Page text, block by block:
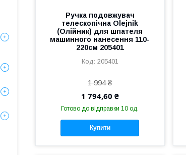
Ручка подовжувач
телескопічна Olejnik
(Олійник) для шпателя
машинного нанесення 110-
220см 205401
205401
1 994 ₴
1 794,60 ₴
Готово до відправки 10 од.
Купити